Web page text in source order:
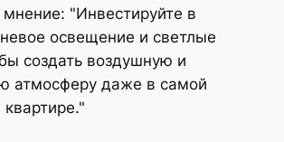
мнение:
Инвестируйте в
освещение и светлые
создать воздушную и
атмосферу даже в самой